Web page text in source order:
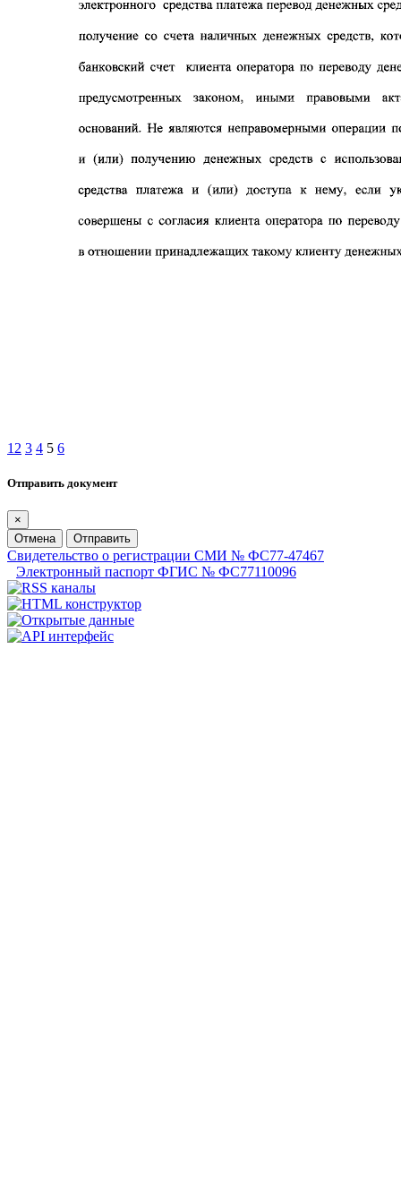
1 2 3 4 5 6
Отправить документ
×
Отмена
Отправить
Свидетельство о регистрации СМИ № ФС77-47467
Электронный паспорт ФГИС № ФС77110096